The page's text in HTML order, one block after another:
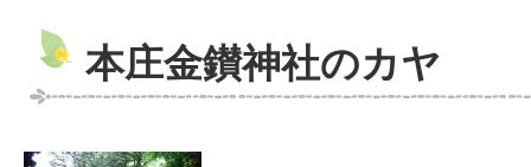
本庄金鑚神社のカヤ